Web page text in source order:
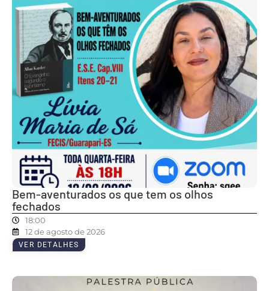
Bem-aventurados os que tem os olhos
fechados
18:00
12 de agosto de 2026
VER DETALHES